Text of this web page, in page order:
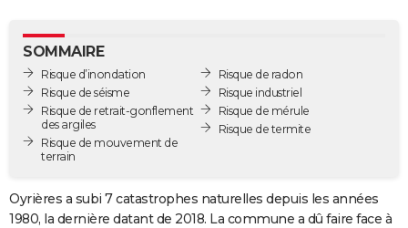
GUIDES D'ACHAT
BONS PLANS
CARTE DE VOEUX
Carte de Noël
Carte Bonne année
Carte Saint-Valentin
Carte Pâques
Carte d'anniversaire
Dictionnaire
Biographies
Citations
Expressions
Proverbes
PROGRAMME TV
SOMMAIRE
Risque d’inondation
Risque de séisme
Risque de retrait-gonflement
des argiles
Risque de mouvement de
terrain
Risque de radon
Risque industriel
Risque de mérule
Risque de termite
Oyrières a subi 7 catastrophes naturelles depuis les années
1980, la dernière datant de 2018. La commune a dû faire face à